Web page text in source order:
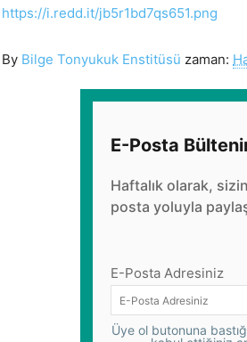
https://i.redd.it/jb5r1bd7qs651.png
By Bilge Tonyukuk Enstitüsü zaman:
E-Posta
Haftalık olarak,
posta yoluyla
E-Posta Adresiniz
Üye ol butonuna